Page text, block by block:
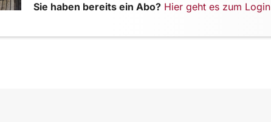
Sie haben bereits ein Abo? Hier geht es zum Login